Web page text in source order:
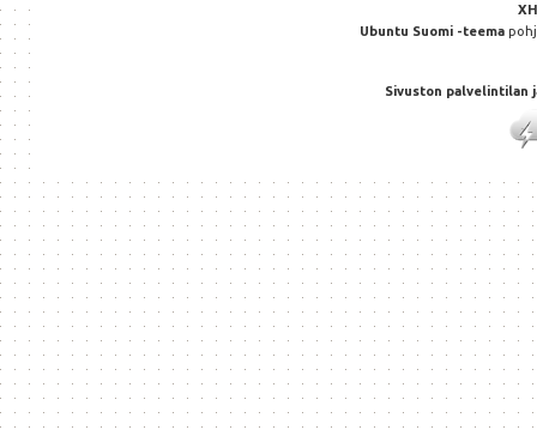
Ubuntu Suomi -teema
Sivuston palvelintilan